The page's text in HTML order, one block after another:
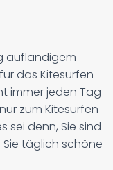
auflandigem
das Kitesurfen
immer jeden Tag
zum Kitesurfen
sei denn, Sie sind
täglich schöne